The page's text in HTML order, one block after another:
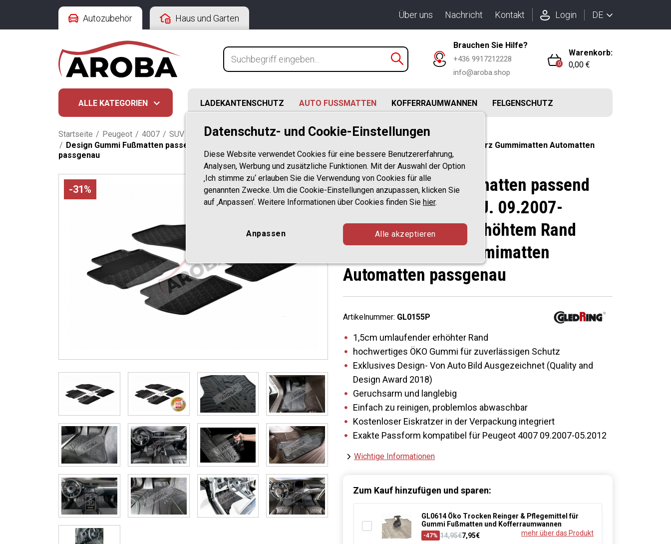
Autozubehör Haus und Garten Über uns Nachricht Kontakt Login DE
Brauchen Sie Hilfe?
+436 9917212228
info@aroba.shop
0
Warenkorb:
0,00 €
ALLE KATEGORIEN LADEKANTENSCHUTZ AUTO FUSSMATTEN KOFFERRAUMWANNEN FELGENSCHUTZ
Startseite / Peugeot / 4007 / SUV 1 Generation (09.2007-05.2012)
/ Design Gummi Fußmatten passend für Peugeot 4007 BJ. 09.2007-05.2012 4 tlg mit erhöhtem Rand Farbe Schwarz Gummimatten Automatten
passgenau
-31%
Design Gummi Fußmatten passend
für Peugeot 4007 BJ. 09.2007-
05.2012 4 tlg mit erhöhtem Rand
Farbe Schwarz Gummimatten
Automatten passgenau
Artikelnummer: GL0155P
1,5cm umlaufender erhöhter Rand
hochwertiges ÖKO Gummi für zuverlässigen Schutz
Exklusives Design- Von Auto Bild Ausgezeichnet (Quality and
Design Award 2018)
Geruchsarm und langlebig
Einfach zu reinigen, problemlos abwaschbar
Kostenloser Eiskratzer in der Verpackung integriert
Exakte Passform kompatibel für Peugeot 4007 09.2007-05.2012
Wichtige Informationen
Zum Kauf hinzufügen und sparen:
GL0614 Öko Trocken Reinger & Pflegemittel für
Gummi Fußmatten und Kofferraumwannen
-47% 14,95€7,95€ mehr über das Produkt
Datenschutz- und Cookie-Einstellungen
Diese Website verwendet Cookies für eine bessere Benutzererfahrung,
Analysen, Werbung und zusätzliche Funktionen. Mit der Auswahl der Option
‚Ich stimme zu‘ erlauben Sie die Verwendung von Cookies für alle
genannten Zwecke. Um die Cookie-Einstellungen anzupassen, klicken Sie
auf ‚Anpassen‘. Weitere Informationen über Cookies finden Sie hier.
Anpassen Alle akzeptieren